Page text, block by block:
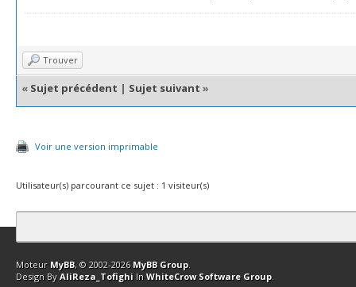
Trouver
« Sujet précédent | Sujet suivant »
Voir une version imprimable
Utilisateur(s) parcourant ce sujet : 1 visiteur(s)
Contact Club Affiliation Retourner en haut Version bas-débit
Moteur MyBB, © 2002-2026 MyBB Group.
Design By AliReza_Tofighi In WhiteCrow Software Group.